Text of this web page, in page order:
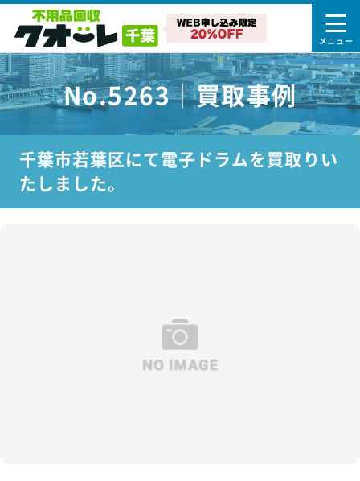
No.5263｜買取事例
千葉市若葉区にて電子ドラムを買取りい
たしました。